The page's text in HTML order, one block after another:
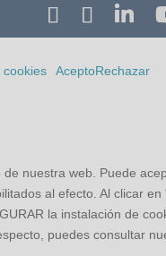
cookies AceptoRechazar
nuestra web. Puede
al efecto. Al clicar en
la instalación de
puedes consultar